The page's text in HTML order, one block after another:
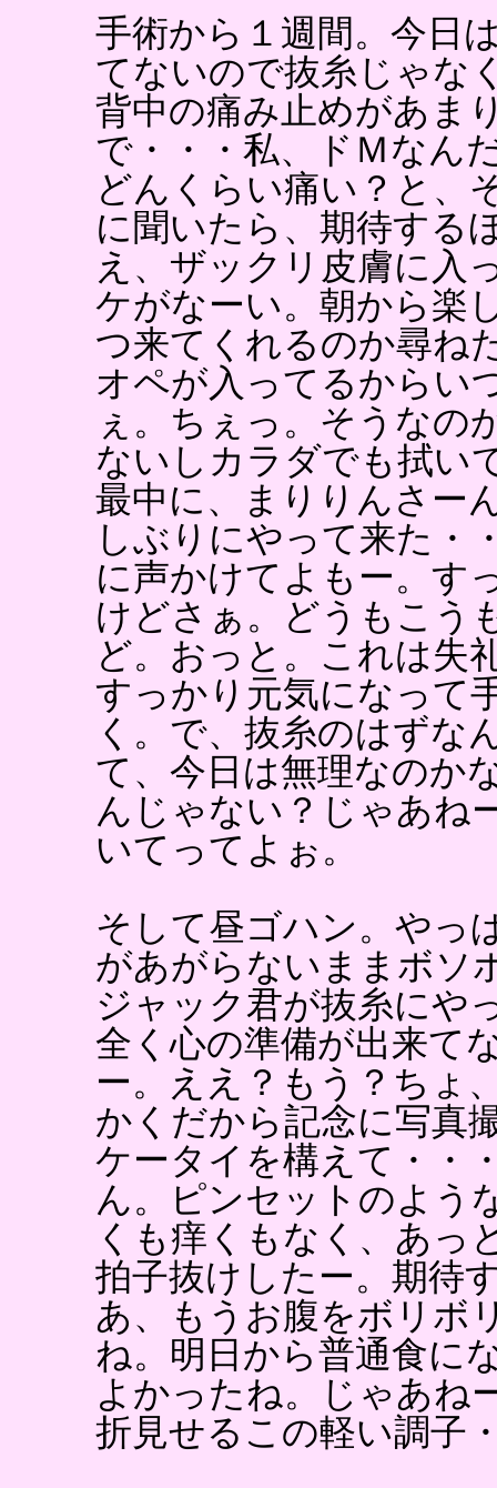
手術から１週間。今日
てないので抜糸じゃな
背中の痛み止めがあま
で・・・私、ドＭなん
どんくらい痛い？と、
に聞いたら、期待する
え、ザックリ皮膚に入
ケがなーい。朝から楽
つ来てくれるのか尋ね
オペが入ってるからい
ぇ。ちぇっ。そうなの
ないしカラダでも拭い
最中に、まりりんさー
しぶりにやって来た・
に声かけてよもー。す
けどさぁ。どうもこう
ど。おっと。これは失
すっかり元気になって
く。で、抜糸のはずな
て、今日は無理なのか
んじゃない？じゃあね
いてってよぉ。
そして昼ゴハン。やっ
があがらないままボソ
ジャック君が抜糸にや
全く心の準備が出来て
ー。ええ？もう？ちょ
かくだから記念に写真
ケータイを構えて・・
ん。ピンセットのよう
くも痒くもなく、あっ
拍子抜けしたー。期待
あ、もうお腹をボリボ
ね。明日から普通食に
よかったね。じゃあね
折見せるこの軽い調子